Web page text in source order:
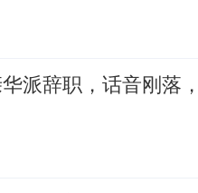
派辞职，话音刚落